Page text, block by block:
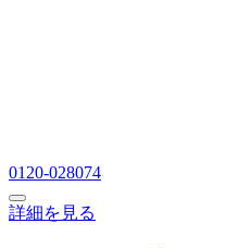
0120-028074
詳細を見る